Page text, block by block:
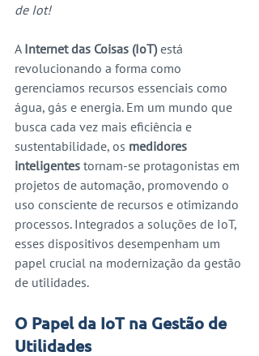
de Iot!
A Internet das Coisas (IoT) está
revolucionando a forma como
gerenciamos recursos essenciais como
água, gás e energia. Em um mundo que
busca cada vez mais eficiência e
sustentabilidade, os medidores
inteligentes tornam-se protagonistas em
projetos de automação, promovendo o
uso consciente de recursos e otimizando
processos. Integrados a soluções de IoT,
esses dispositivos desempenham um
papel crucial na modernização da gestão
de utilidades.
O Papel da IoT na Gestão de
Utilidades